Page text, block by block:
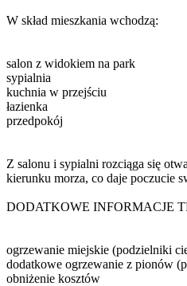
W skład mieszkania wchodzą:
salon z widokiem na park
sypialnia
kuchnia w przejściu
łazienka
przedpokój
Z salonu i sypialni rozciąga się
kierunku morza, co daje poczucie
DODATKOWE INFORMACJE
ogrzewanie miejskie (podzielniki
dodatkowe ogrzewanie z pionów
obniżenie kosztów